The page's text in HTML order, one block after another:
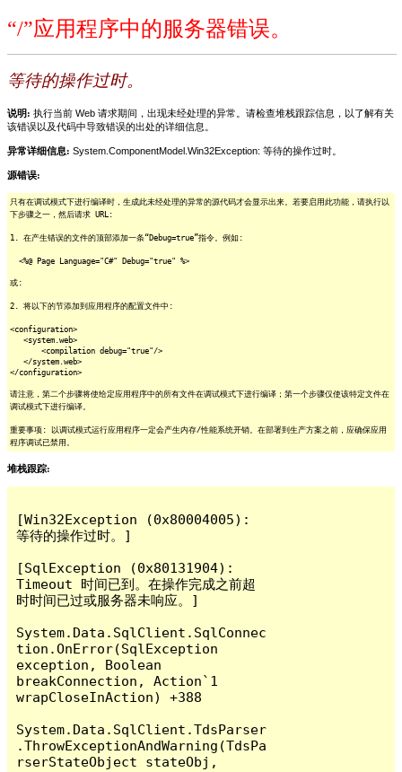
“/”应用程序中的服务器错误。
等待的操作过时。
说明: 执行当前 Web 请求期间，出现未经处理的异常。请检查堆栈跟踪信息，以了解有关
该错误以及代码中导致错误的出处的详细信息。
异常详细信息: System.ComponentModel.Win32Exception: 等待的操作过时。
源错误:
只有在调试模式下进行编译时，生成此未经处理的异常的源代码才会显示出来。若要启用此功能，请执行以
下步骤之一，然后请求 URL:
1. 在产生错误的文件的顶部添加一条“Debug=true”指令。例如:
<%@ Page Language="C#" Debug="true" %>
或:
2. 将以下的节添加到应用程序的配置文件中:
<configuration>
<system.web>
<compilation debug="true"/>
</system.web>
</configuration>
请注意，第二个步骤将使给定应用程序中的所有文件在调试模式下进行编译；第一个步骤仅使该特定文件在
调试模式下进行编译。
重要事项: 以调试模式运行应用程序一定会产生内存/性能系统开销。在部署到生产方案之前，应确保应用
程序调试已禁用。
堆栈跟踪:
[Win32Exception (0x80004005):
等待的操作过时。]
[SqlException (0x80131904):
Timeout 时间已到。在操作完成之前超
时时间已过或服务器未响应。]
System.Data.SqlClient.SqlConnec
tion.OnError(SqlException
exception, Boolean
breakConnection, Action`1
wrapCloseInAction) +388
System.Data.SqlClient.TdsParser
.ThrowExceptionAndWarning(TdsPa
rserStateObject stateObj,